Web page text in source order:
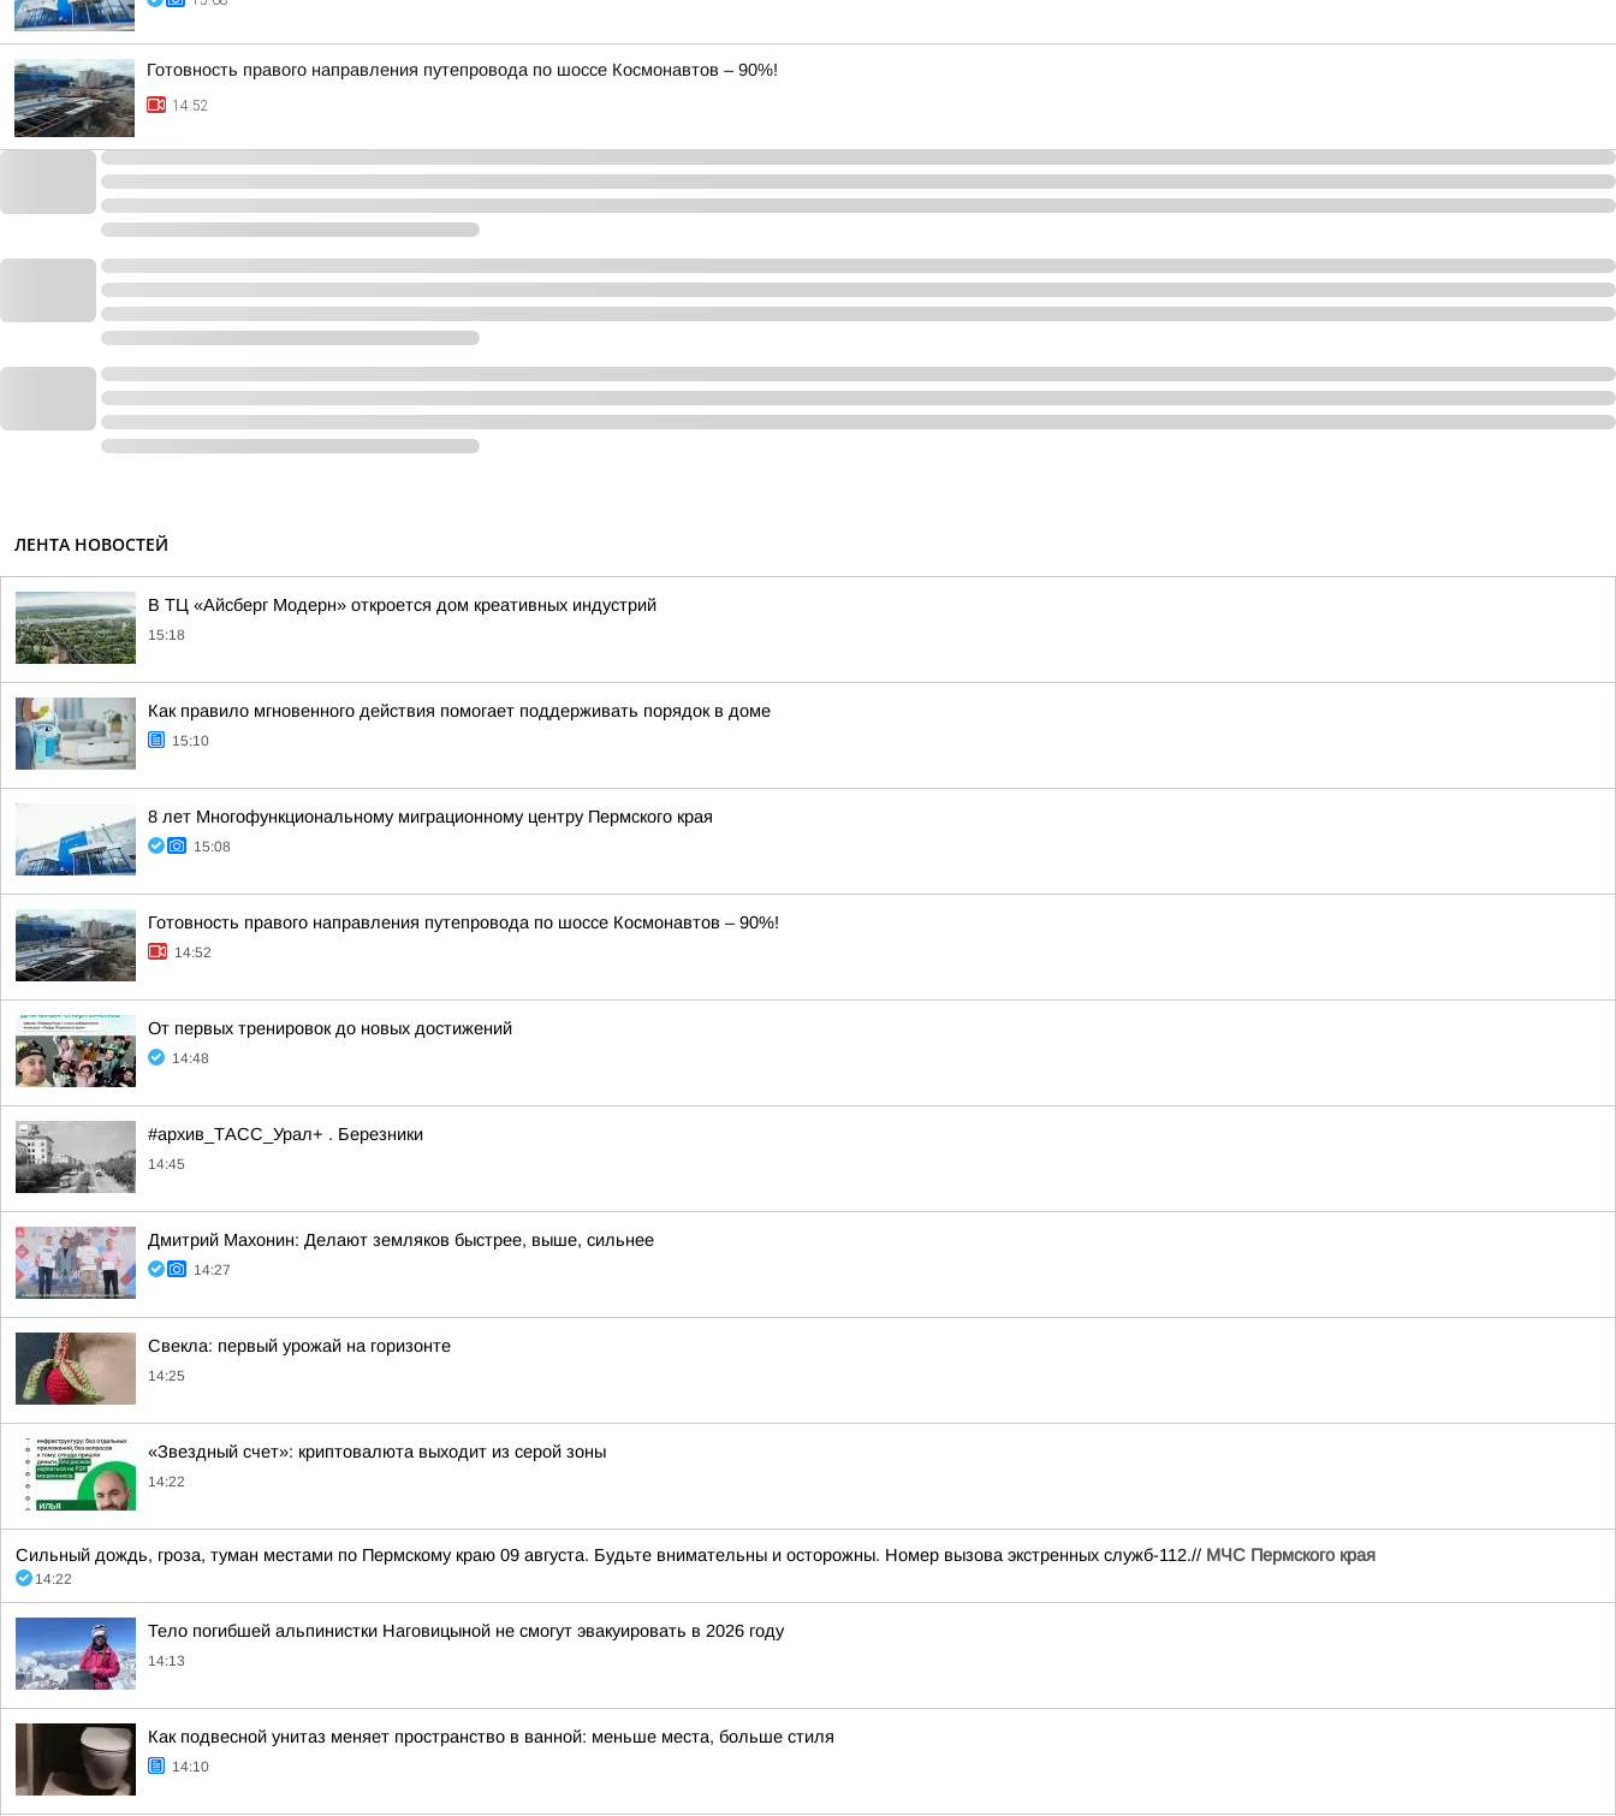
Готовность правого направления путепровода по шоссе Космонавтов – 90%!
14:52
ЛЕНТА НОВОСТЕЙ
В ТЦ «Айсберг Модерн» откроется дом креативных индустрий
15:18
Как правило мгновенного действия помогает поддерживать порядок в доме
15:10
8 лет Многофункциональному миграционному центру Пермского края
15:08
Готовность правого направления путепровода по шоссе Космонавтов – 90%!
14:52
От первых тренировок до новых достижений
14:48
#архив_ТАСС_Урал+ . Березники
14:45
Дмитрий Махонин: Делают земляков быстрее, выше, сильнее
14:27
Свекла: первый урожай на горизонте
14:25
«Звездный счет»: криптовалюта выходит из серой зоны
14:22
Сильный дождь, гроза, туман местами по Пермскому краю 09 августа. Будьте внимательны и осторожны. Номер вызова экстренных служб-112.// МЧС Пермского края
14:22
Тело погибшей альпинистки Наговицыной не смогут эвакуировать в 2026 году
14:13
Как подвесной унитаз меняет пространство в ванной: меньше места, больше стиля
14:10